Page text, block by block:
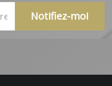
Notifiez-moi